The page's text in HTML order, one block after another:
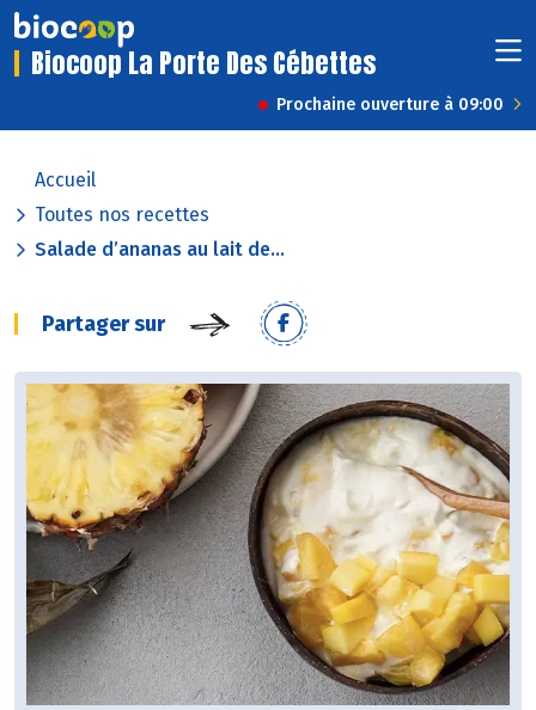
Biocoop La Porte Des Cébettes
Prochaine ouverture à 09:00
Accueil
Toutes nos recettes
Salade d’ananas au lait de...
Partager sur